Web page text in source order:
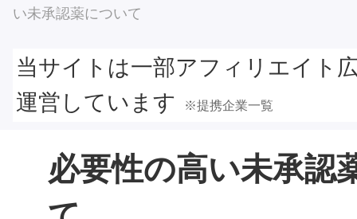
い未承認薬について
当サイトは一部アフィリエイト
運営しています
※提携企業一覧
必要性の高い未承認